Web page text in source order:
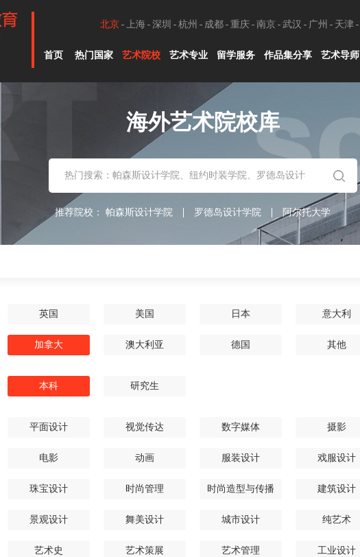
北京 上海 深圳 杭州 成都 重庆 南京 武汉 广州 天津
首页 热门国家 艺术院校 艺术专业 留学服务 作品集分享 艺术导师
海外艺术院校库
推荐院校： 帕森斯设计学院 罗德岛设计学院 阿尔托大学
英国 美国 日本 意大利
加拿大 澳大利亚 德国 其他
本科 研究生
平面设计 视觉传达 数字媒体 摄影
电影 动画 服装设计 戏服设计
珠宝设计 时尚管理 时尚造型与传播 建筑设计
景观设计 舞美设计 城市设计 纯艺术
艺术史 艺术策展 艺术管理 工业设计